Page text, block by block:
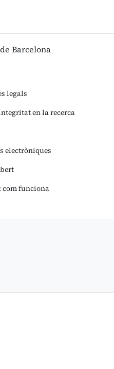
legals
en la recerca
electròniques
com funciona